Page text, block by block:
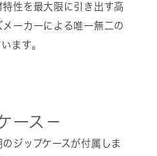
性を最大限に引き出す高
ーカーによる唯一無二の
ます。
ース－
ジップケースが付属しま